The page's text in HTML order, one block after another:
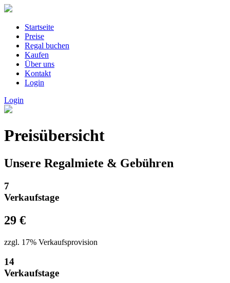
Startseite
Preise
Regal buchen
Kaufen
Über uns
Kontakt
Login
Login
Preisübersicht
Unsere Regalmiete & Gebühren
7
Verkaufstage
29 €
zzgl. 17% Verkaufsprovision
14
Verkaufstage